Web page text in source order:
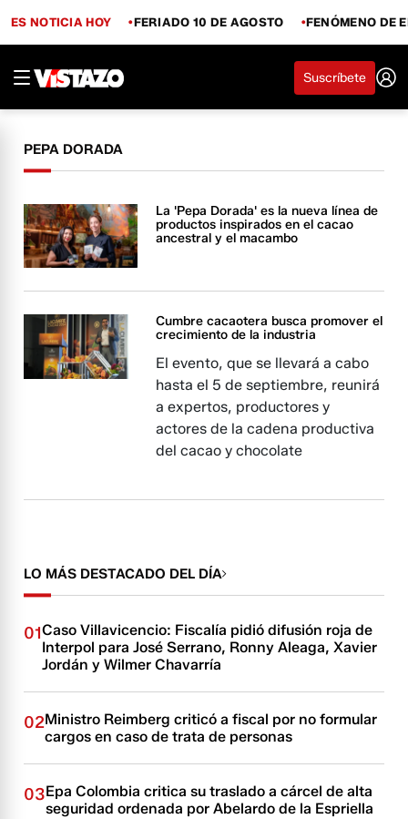
ES NOTICIA HOY FERIADO 10 DE AGOSTO FENÓMENO DE
Suscríbete
PEPA DORADA
La 'Pepa Dorada' es la nueva línea de
productos inspirados en el cacao
ancestral y el macambo
Cumbre cacaotera busca promover el
crecimiento de la industria
El evento, que se llevará a cabo
hasta el 5 de septiembre, reunirá
a expertos, productores y
actores de la cadena productiva
del cacao y chocolate
LO MÁS DESTACADO DEL DÍA
01Caso Villavicencio: Fiscalía pidió difusión roja de
Interpol para José Serrano, Ronny Aleaga, Xavier
Jordán y Wilmer Chavarría
02Ministro Reimberg criticó a fiscal por no formular
cargos en caso de trata de personas
03Epa Colombia critica su traslado a cárcel de alta
seguridad ordenada por Abelardo de la Espriella